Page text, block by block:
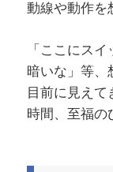
動線や動作を
「ここにス
暗いな」等、
目前に見えて
時間、至福の